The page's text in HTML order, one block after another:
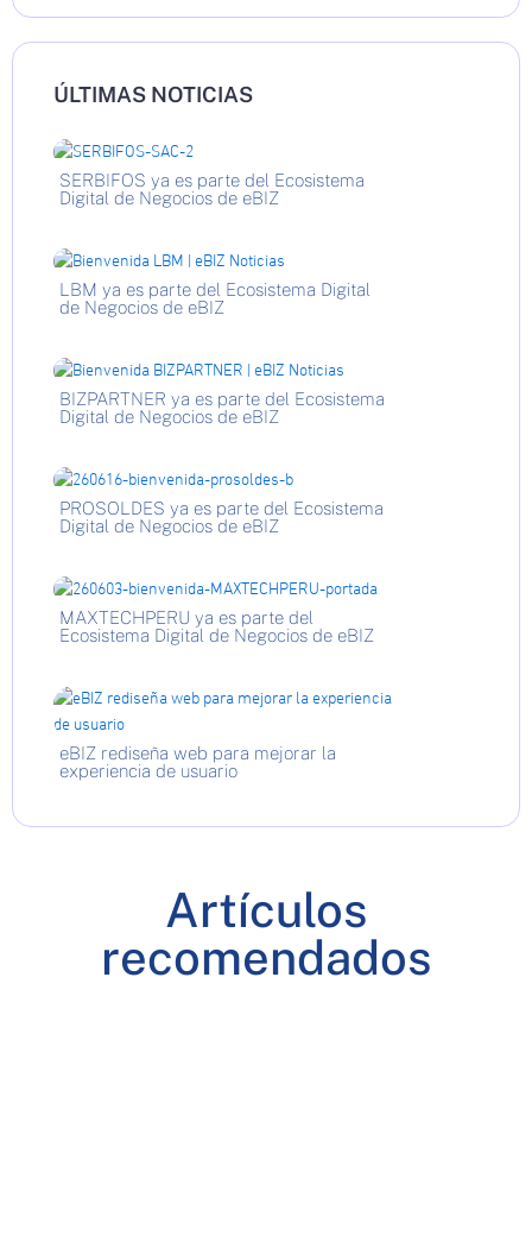
ÚLTIMAS NOTICIAS
SERBIFOS ya es parte del Ecosistema
Digital de Negocios de eBIZ
LBM ya es parte del Ecosistema Digital
de Negocios de eBIZ
BIZPARTNER ya es parte del Ecosistema
Digital de Negocios de eBIZ
PROSOLDES ya es parte del Ecosistema
Digital de Negocios de eBIZ
MAXTECHPERU ya es parte del
Ecosistema Digital de Negocios de eBIZ
eBIZ rediseña web para mejorar la
experiencia de usuario
Artículos
recomendados